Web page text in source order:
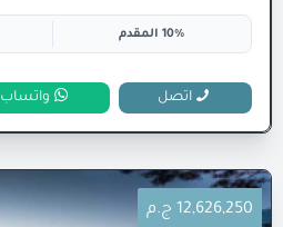
10% المقدم
اتصل واتساب
12,626,250 ج.م